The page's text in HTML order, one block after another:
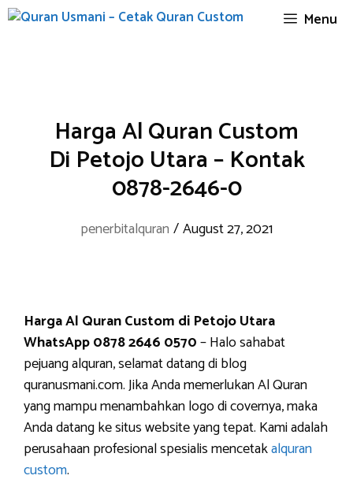
Skip
Menu
Harga Al Quran Custom
Di Petojo Utara – Kontak
0878-2646-0
penerbitalquran /August 27, 2021
Harga Al Quran Custom di Petojo Utara
WhatsApp 0878 2646 0570– Halo sahabat
pejuang alquran, selamat datang di blog
quranusmani.com. Jika Anda memerlukan Al Quran
yang mampu menambahkan logo di covernya, maka
Anda datang ke situs website yang tepat. Kami adalah
perusahaan profesional spesialis mencetakalquran
custom.